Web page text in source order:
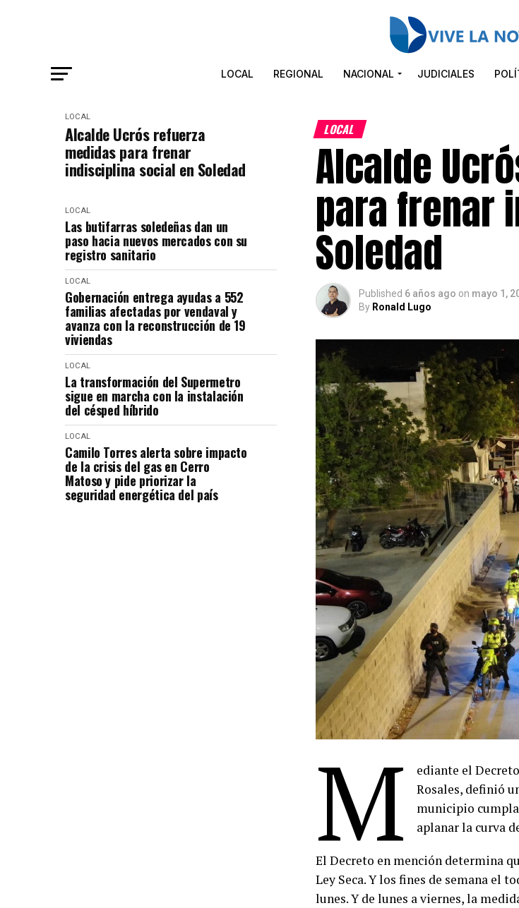
LOCAL REGIONAL NACIONAL JUDICIALES
LOCAL
Alcalde Ucrós refuerza
medidas para frenar
indisciplina social en Soledad
LOCAL
Las butifarras soledeñas dan un
paso hacia nuevos mercados con su
registro sanitario
LOCAL
Gobernación entrega ayudas a 552
familias afectadas por vendaval y
avanza con la reconstrucción de 19
viviendas
LOCAL
La transformación del Supermetro
sigue en marcha con la instalación
del césped híbrido
LOCAL
Camilo Torres alerta sobre impacto
de la crisis del gas en Cerro
Matoso y pide priorizar la
seguridad energética del país
LOCAL
Alcalde
para frenar
Soledad
Published 6 años ago on mayo 1,
By Ronald Lugo
M
ediante el
Rosales, definió
municipio
aplanar la curva
El Decreto en mención determina
Ley Seca. Y los fines de semana el
lunes. Y de lunes a viernes, la